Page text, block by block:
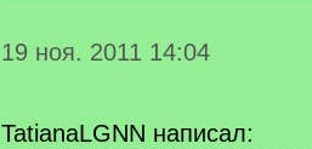
19 ноя. 2011 14:04
TatianaLGNN написал: